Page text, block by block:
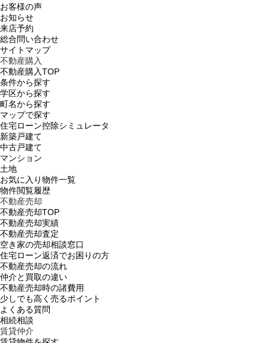
お客様の声
お知らせ
来店予約
総合問い合わせ
サイトマップ
不動産購入
不動産購入TOP
条件から探す
学区から探す
町名から探す
マップで探す
住宅ローン控除シミュレータ
新築戸建て
中古戸建て
マンション
土地
お気に入り物件一覧
物件閲覧履歴
不動産売却
不動産売却TOP
不動産売却実績
不動産売却査定
空き家の売却相談窓口
住宅ローン返済でお困りの方
不動産売却の流れ
仲介と買取の違い
不動産売却時の諸費用
少しでも高く売るポイント
よくある質問
相続相談
賃貸仲介